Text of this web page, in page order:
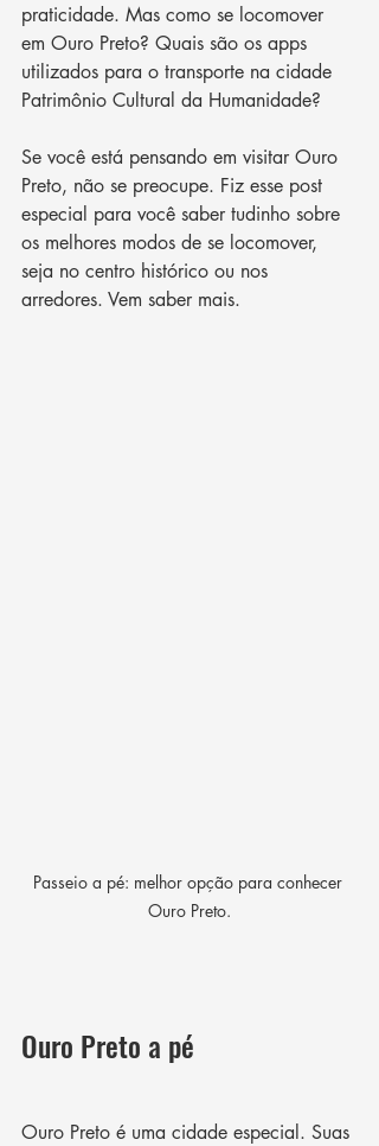
praticidade. Mas como se locomover
em Ouro Preto? Quais são os apps
utilizados para o transporte na cidade
Patrimônio Cultural da Humanidade?
Se você está pensando em visitar Ouro
Preto, não se preocupe. Fiz esse post
especial para você saber tudinho sobre
os melhores modos de se locomover,
seja no centro histórico ou nos
arredores. Vem saber mais.
Passeio a pé: melhor opção para conhecer
Ouro Preto.
Ouro Preto a pé
Ouro Preto é uma cidade especial. Suas